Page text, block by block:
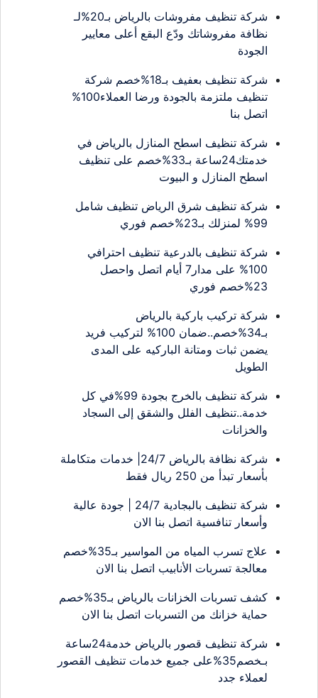
شركة تنظيف مفروشات بالرياض بـ20%لـ
نظافة مفروشاتك ودّع البقع أعلى معايير
الجودة
شركة تنظيف بعفيف بـ18%خصم شركة
تنظيف ملتزمة بالجودة ورضا العملاء100%
اتصل بنا
شركة تنظيف اسطح المنازل بالرياض في
خدمتك24ساعة بـ33%خصم على تنظيف
اسطح المنازل و البيوت
شركة تنظيف شرق الرياض تنظيف شامل
99% لمنزلك بـ23%خصم فوري
شركة تنظيف بالدرعية تنظيف احترافي
100% على مدار7 أيام اتصل واحصل
23%خصم فوري
شركة تركيب باركية بالرياض
بـ34%خصم..ضمان 100% لتركيب فريد
يضمن ثبات ومتانة الباركيه على المدى
الطويل
شركة تنظيف بالخرج بجودة 99%في كل
خدمة..تنظيف الفلل والشقق إلى السجاد
والخزانات
شركة نظافة بالرياض 24/7| خدمات متكاملة
بأسعار تبدأ من 250 ريال فقط
شركة تنظيف بالبجادية 24/7 | جودة عالية
وأسعار تنافسية اتصل بنا الان
علاج تسرب المياه من المواسير بـ35%خصم
معالجة تسربات الأنابيب اتصل بنا الان
كشف تسربات الخزانات بالرياض بـ35%خصم
حماية خزانك من التسربات اتصل بنا الان
شركة تنظيف قصور بالرياض خدمة24ساعة
بـخصم35%على جميع خدمات تنظيف القصور
لعملاء جدد